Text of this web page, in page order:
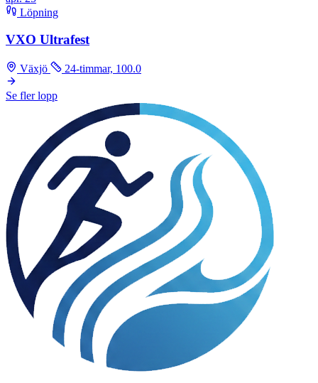
Löpning
VXO Ultrafest
Växjö 24-timmar, 100.0
Se fler lopp